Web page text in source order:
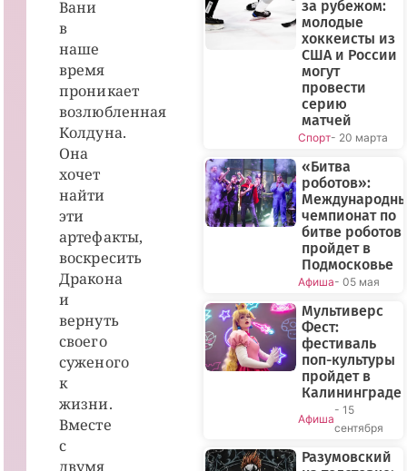
Вани
в
наше
время
проникает
возлюбленная
Колдуна.
Она
хочет
найти
эти
артефакты,
воскресить
Дракона
и
вернуть
своего
суженого
к
жизни.
Вместе
с
двумя
за рубежом:
молодые
хоккеисты из
США и России
могут
провести
серию
матчей
Спорт- 20 марта
«Битва
роботов»:
чемпионат по
битве роботов
пройдет в
Подмосковье
Афиша- 05 мая
Мультиверс
Фест:
фестиваль
поп-культуры
пройдет в
Калининграде
Афиша
- 15
сентября
Разумовский